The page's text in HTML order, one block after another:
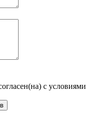
с условиями